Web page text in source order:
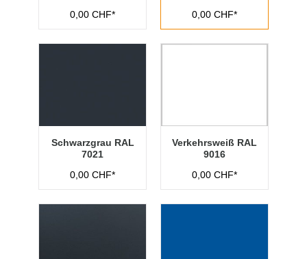
0,00 CHF*
0,00 CHF*
Schwarzgrau RAL
7021
0,00 CHF*
Verkehrsweiß RAL
9016
0,00 CHF*